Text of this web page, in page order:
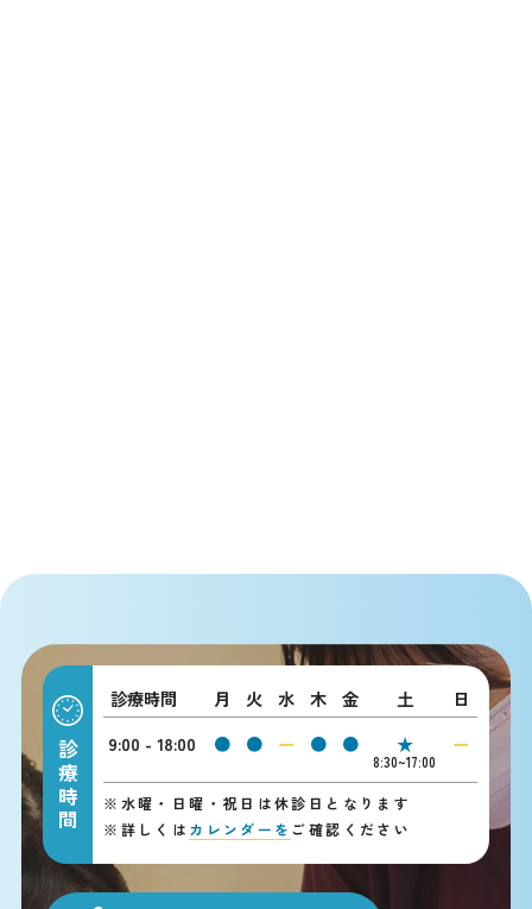
診療時間
診療時間 月 火 水 木 金 土
日
9:00 - 18:00
● ● ー ● ● ★
8:30~17:00
ー
※ 水曜・日曜・祝日は休診日となります
※ 詳しくは カレンダーを ご確認ください